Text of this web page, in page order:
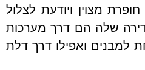
מצוין ויודעת לצלול
שלה הם דרך מערכות
ואפילו דרך דלת